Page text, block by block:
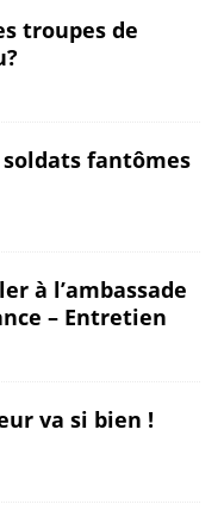
troupes de
fantômes
à l’ambassade
– Entretien
va si bien !